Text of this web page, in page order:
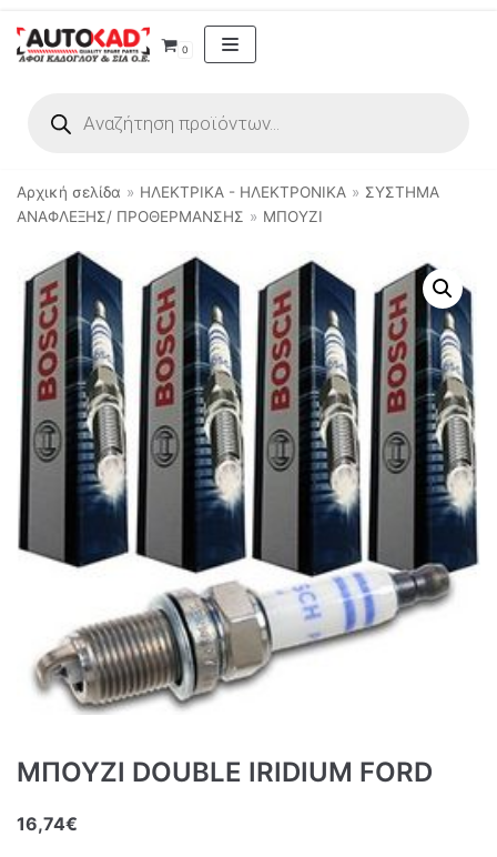
Μεταπηδήστε
στο
0
Αρχική σελίδα » ΗΛΕΚΤΡΙΚΑ - ΗΛΕΚΤΡΟΝΙΚΑ » ΣΥΣΤΗΜΑ
ΑΝΑΦΛΕΞΗΣ/ ΠΡΟΘΕΡΜΑΝΣΗΣ » ΜΠΟΥΖΙ
ΜΠΟΥΖΙ DOUBLE IRIDIUM FORD
16,74€